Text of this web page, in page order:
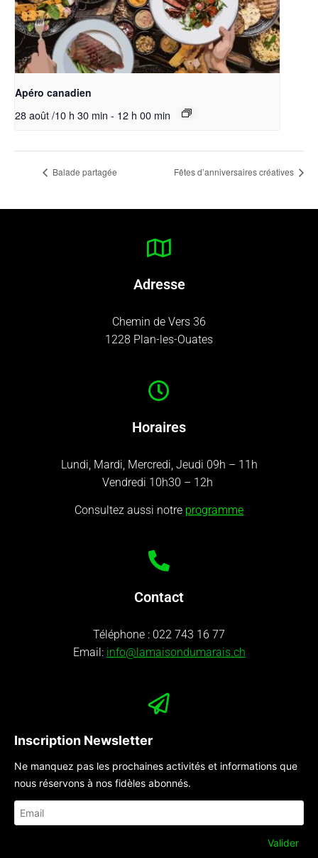
Apéro canadien
28 août /10 h 30 min - 12 h 00 min
Balade partagée Fêtes d’anniversaires créatives
Adresse
Chemin de Vers 36
1228 Plan-les-Ouates
Horaires
Lundi, Mardi, Mercredi, Jeudi 09h – 11h
Vendredi 10h30 – 12h
Consultez aussi notre programme
Contact
Téléphone : 022 743 16 77
Email: info@lamaisondumarais.ch
Inscription Newsletter
Ne manquez pas les prochaines activités et informations que
nous réservons à nos fidèles abonnés.